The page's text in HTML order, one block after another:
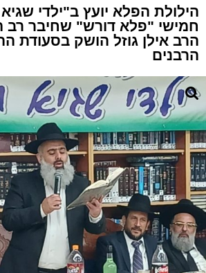
הילולת הפלא יועץ ב"ילדי
חמישי "פלא דורש" שחיבר רב
הרב אילן גוזל הושק בסעודת
הרבנים